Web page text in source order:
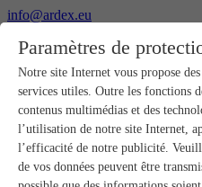
info@ardex.eu
Français
Produits
Aperçu des produits
Gros-œuvre
Pose de chape
Primaires et
Paramètres de
Notre site Internet vous propose
services utiles. Outre les fonctions
contenus multimédias et des
l’utilisation de notre site Internet,
l’efficacité de notre publicité.
de vos données peuvent être